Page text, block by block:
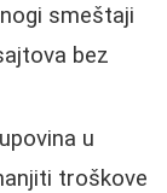
smeštaji
bez
u
troškove